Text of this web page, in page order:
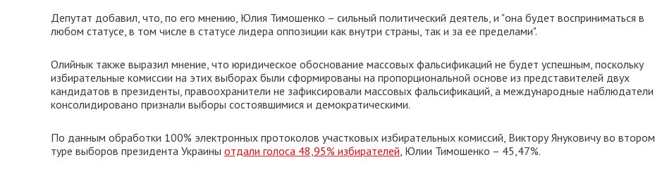
Депутат добавил, что, по его мнению, Юлия Тимошенко – сильный политический деятель, и "она будет восприниматься в
любом статусе, в том числе в статусе лидера оппозиции как внутри страны, так и за ее пределами".
Олийнык также выразил мнение, что юридическое обоснование массовых фальсификаций не будет успешным, поскольку
избирательные комиссии на этих выборах были сформированы на пропорциональной основе из представителей двух
кандидатов в президенты, правоохранители не зафиксировали массовых фальсификаций, а международные наблюдатели
консолидировано признали выборы состоявшимися и демократическими.
По данным обработки 100% электронных протоколов участковых избирательных комиссий, Виктору Януковичу во втором
туре выборов президента Украины отдали голоса 48,95% избирателей, Юлии Тимошенко – 45,47%.